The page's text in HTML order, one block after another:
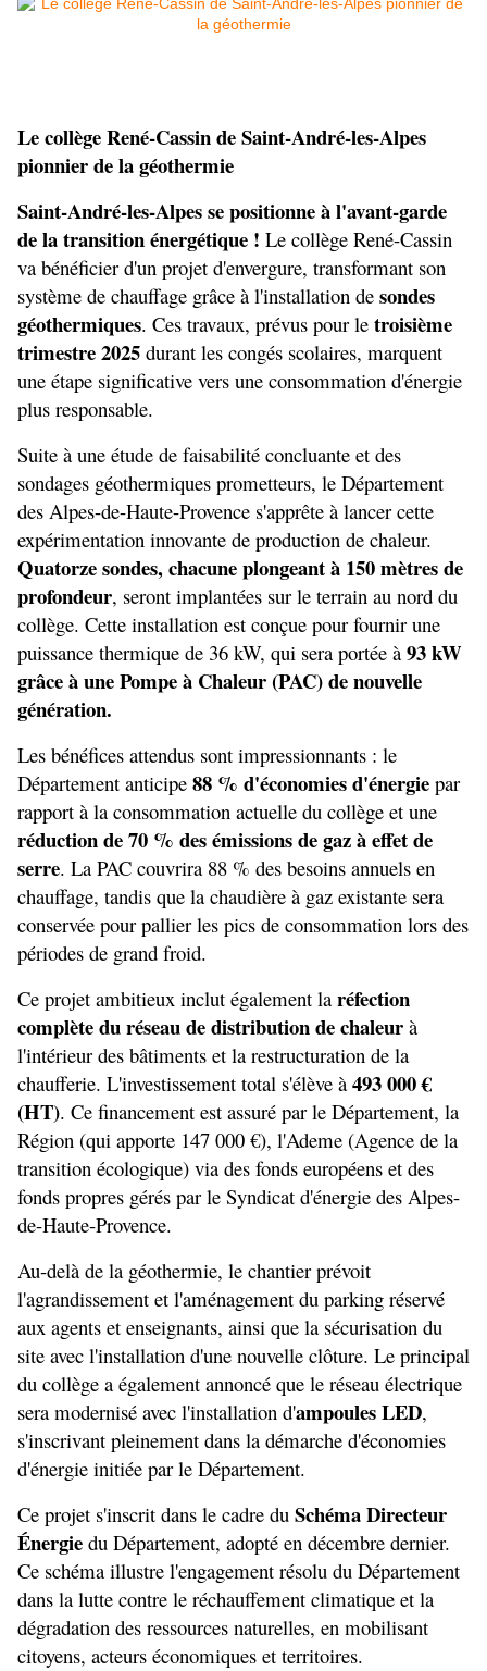
Le collège René-Cassin de Saint-André-les-Alpes
pionnier de la géothermie
Saint-André-les-Alpes se positionne à l'avant-garde
de la transition énergétique ! Le collège René-Cassin
va bénéficier d'un projet d'envergure, transformant son
système de chauffage grâce à l'installation de sondes
géothermiques. Ces travaux, prévus pour le troisième
trimestre 2025 durant les congés scolaires, marquent
une étape significative vers une consommation d'énergie
plus responsable.
Suite à une étude de faisabilité concluante et des
sondages géothermiques prometteurs, le Département
des Alpes-de-Haute-Provence s'apprête à lancer cette
Quatorze sondes, chacune plongeant à 150 mètres de
profondeur, seront implantées sur le terrain au nord du
collège. Cette installation est conçue pour fournir une
puissance thermique de 36 kW, qui sera portée à 93 kW
grâce à une Pompe à Chaleur (PAC) de nouvelle
génération.
Les bénéfices attendus sont impressionnants : le
Département anticipe 88 % d'économies d'énergie par
réduction de 70 % des émissions de gaz à effet de
serre. La PAC couvrira 88 % des besoins annuels en
chauffage, tandis que la chaudière à gaz existante sera
conservée pour pallier les pics de consommation lors des
périodes de grand froid.
Ce projet ambitieux inclut également la réfection
complète du réseau de distribution de chaleur à
l'intérieur des bâtiments et la restructuration de la
chaufferie. L'investissement total s'élève à 493 000 €
(HT). Ce financement est assuré par le Département, la
Région (qui apporte 147 000 €), l'Ademe (Agence de la
transition écologique) via des fonds européens et des
fonds propres gérés par le Syndicat d'énergie des Alpes-
de-Haute-Provence.
Au-delà de la géothermie, le chantier prévoit
l'agrandissement et l'aménagement du parking réservé
aux agents et enseignants, ainsi que la sécurisation du
site avec l'installation d'une nouvelle clôture. Le principal
du collège a également annoncé que le réseau électrique
sera modernisé avec l'installation d'ampoules LED,
s'inscrivant pleinement dans la démarche d'économies
d'énergie initiée par le Département.
Ce projet s'inscrit dans le cadre du Schéma Directeur
Énergie du Département, adopté en décembre dernier.
Ce schéma illustre l'engagement résolu du Département
dans la lutte contre le réchauffement climatique et la
dégradation des ressources naturelles, en mobilisant
citoyens, acteurs économiques et territoires.